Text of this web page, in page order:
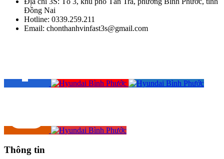
Đồng Nai
Hotline: 0339.259.211
Email: chonthanhvinfast3s@gmail.com
Thông tin